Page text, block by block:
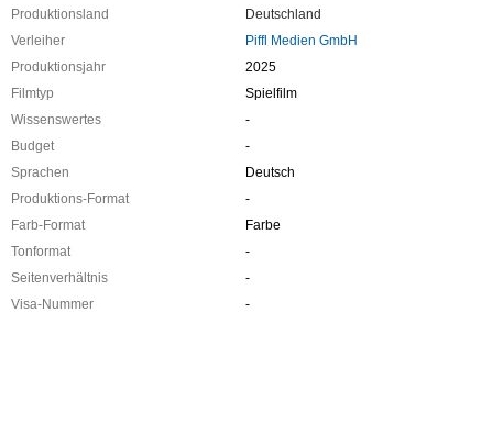
Produktionsland
Deutschland
Verleiher
Piffl Medien GmbH
Produktionsjahr
2025
Filmtyp
Spielfilm
Wissenswertes
-
Budget
-
Sprachen
Deutsch
Produktions-Format
-
Farb-Format
Farbe
Tonformat
-
Seitenverhältnis
-
Visa-Nummer
-